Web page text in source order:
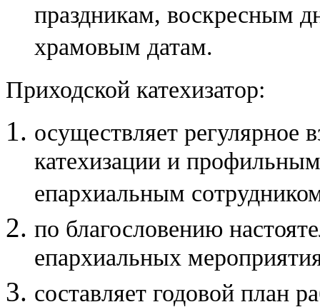
праздникам, воскресным
храмовым датам.
Приходской катехизатор:
осуществляет регулярное
катехизации и
епархиальным
по благословению
епархиальных
составляет годовой план